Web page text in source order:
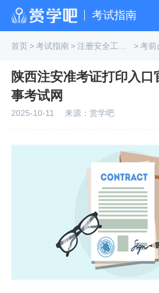
考试指南
首页>考试指南> > 考前
陕西注安准考证打印入口
事考试网
2025-10-11 来源：赏学吧